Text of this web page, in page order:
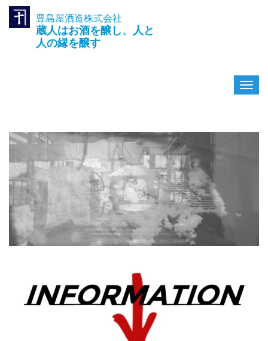
豊島屋酒造株式会社
蔵人はお酒を醸し、人と
人の縁を醸す
ナ